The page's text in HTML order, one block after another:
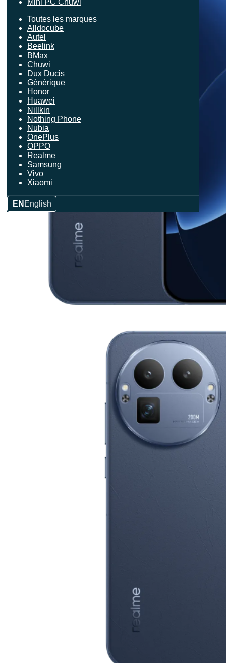
Mini PC Chuwi
Toutes les marques
Alldocube
Autel
Beelink
BMax
Chuwi
Dux Ducis
Générique
Honor
Huawei
Nillkin
Nothing Phone
Nubia
OnePlus
OPPO
Realme
Samsung
Vivo
Xiaomi
EN English